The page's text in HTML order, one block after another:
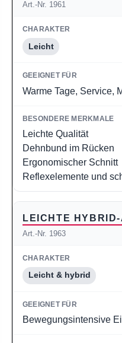
Art.-Nr. 1961
Leicht
Warme Tage, Service,
Leichte Qualität
Dehnbund im Rücken
Ergonomischer Schnitt
Reflexelemente und
LEICHTE
Art.-Nr. 1963
Leicht & hybrid
Bewegungsintensive